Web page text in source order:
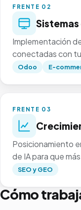
FRENTE 02
Implementación
conectadas con
Odoo E-
FRENTE 03
Posicionamiento
de IA para que
SEO y GEO
Cómo